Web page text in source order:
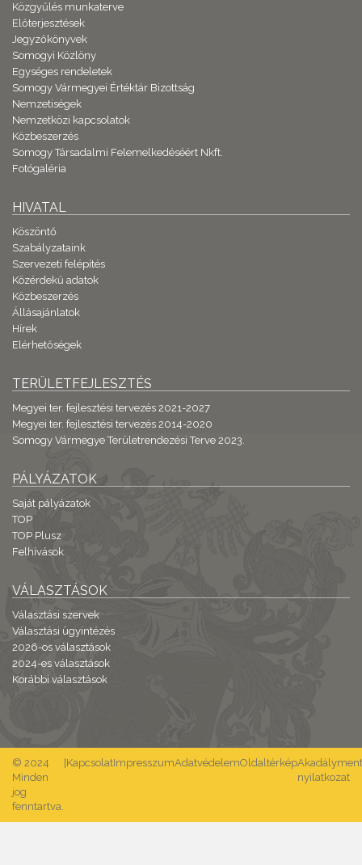
Közgyűlés munkaterve
Előterjesztések
Jegyzőkönyvek
Somogyi Közlöny
Egységes rendeletek
Somogy Vármegyei Értéktár Bizottság
Nemzetiségek
Nemzetközi kapcsolatok
Közbeszerzés
Somogy Társadalmi Felemelkedéséért Nkft.
Fotógaléria
HIVATAL
Köszöntő
Szabályzataink
Szervezeti felépítés
Közérdekű adatok
Közbeszerzés
Állásajánlatok
Hírek
Elérhetőségek
TERÜLETFEJLESZTÉS
Megyei ter. fejlesztési tervezés 2021-2027
Megyei ter. fejlesztési tervezés 2014-2020
Somogy Vármegye Területrendezési Terve 2023.
PÁLYÁZATOK
Saját pályázatok
TOP
TOP Plusz
Felhívások
VÁLASZTÁSOK
Választási szervek
Választási ügyintézés
2026-os választások
2024-es választások
Korábbi választások
© 2024
Minden
jog
fenntartva.
KapcsolatImpresszumAdatvédelemOldaltérkép
nyilatkozat